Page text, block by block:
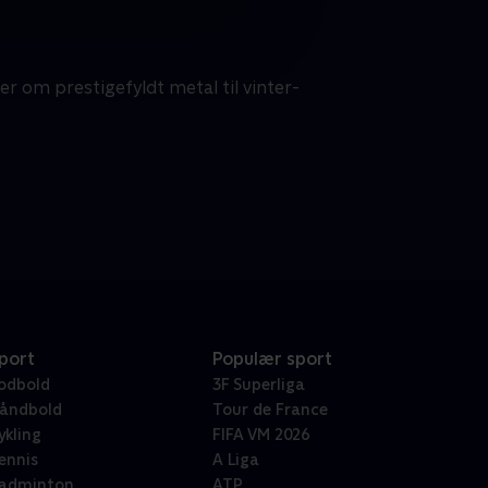
om prestigefyldt metal til vinter-
Populær sport
3F Superliga
Tour de France
FIFA VM 2026
A Liga